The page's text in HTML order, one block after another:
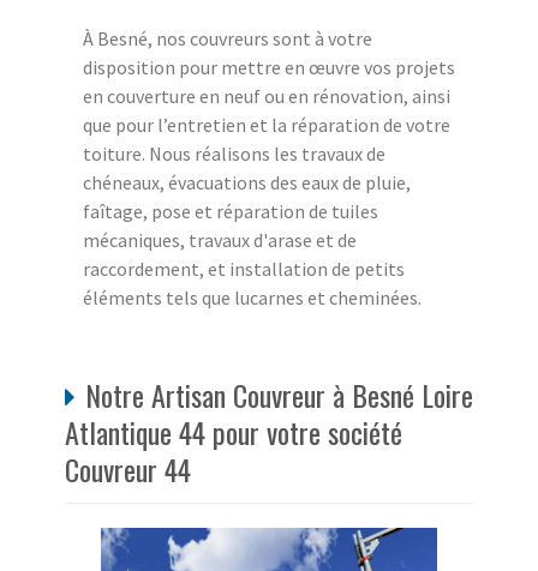
À Besné, nos couvreurs sont à votre
disposition pour mettre en œuvre vos projets
en couverture en neuf ou en rénovation, ainsi
que pour l’entretien et la réparation de votre
toiture. Nous réalisons les travaux de
chéneaux, évacuations des eaux de pluie,
faîtage, pose et réparation de tuiles
mécaniques, travaux d'arase et de
raccordement, et installation de petits
éléments tels que lucarnes et cheminées.
Notre Artisan Couvreur à Besné Loire
Atlantique 44 pour votre société
Couvreur 44